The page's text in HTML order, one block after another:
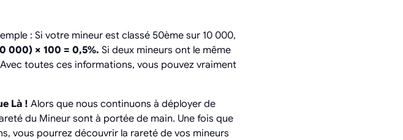
: Si votre mineur est classé 50ème sur 10 000,
000) × 100 = 0,5%. Si deux mineurs ont le même
toutes ces informations, vous pouvez vraiment
Là ! Alors que nous continuons à déployer de
du Mineur sont à portée de main. Une fois que
vous pourrez découvrir la rareté de vos mineurs